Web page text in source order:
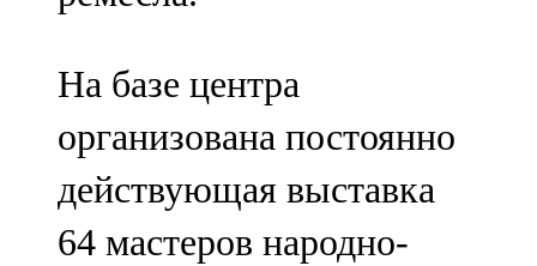
На базе центра
организована постоянно
действующая выставка
64 мастеров народно-